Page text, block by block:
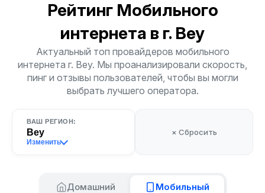
Рейтинг Мобильного
интернета в г. Bey
Актуальный топ провайдеров мобильного
интернета г. Bey. Мы проанализировали скорость,
пинг и отзывы пользователей, чтобы вы могли
выбрать лучшего оператора.
ВАШ РЕГИОН:
Bey
Изменить
× Сбросить
Домашний Мобильный